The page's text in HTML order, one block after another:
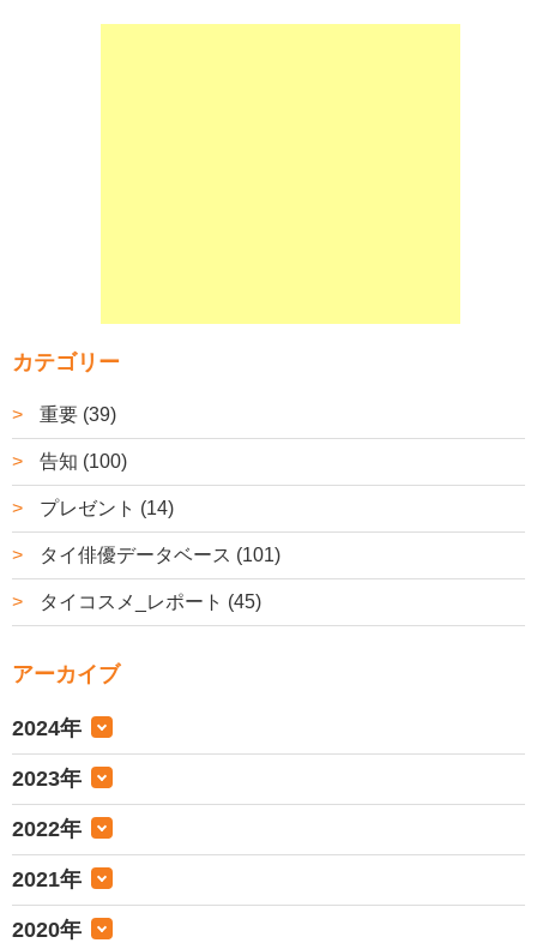
カテゴリー
重要 (39)
告知 (100)
プレゼント (14)
タイ俳優データベース (101)
タイコスメ_レポート (45)
アーカイブ
2024年
2023年
2022年
2021年
2020年